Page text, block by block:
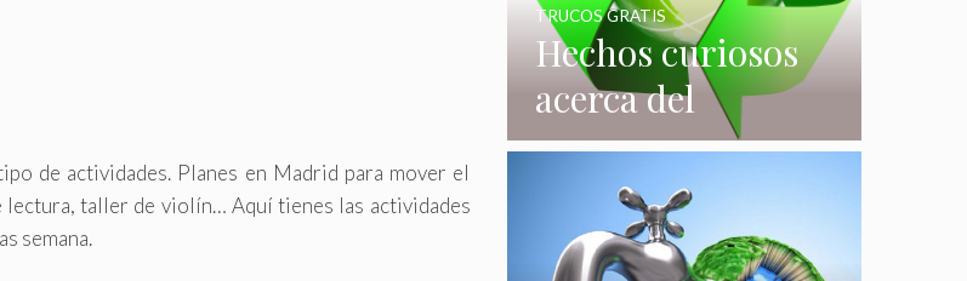
de actividades. Planes en Madrid para mover el
taller de violín… Aquí tienes las actividades
semana.
Hechos curiosos
acerca del
reciclaje que
quizás no
conocías
TRUCOS GRATIS